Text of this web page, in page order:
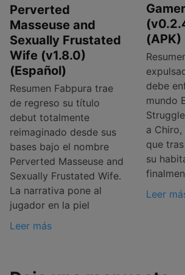
Perverted
Masseuse and
Sexually Frustated
Wife (v1.8.0)
(Español)
Resumen Fabpura trae
de regreso su título
debut totalmente
reimaginado desde sus
bases bajo el nombre
Perverted Masseuse and
Sexually Frustated Wife.
La narrativa pone al
jugador en la piel
Leer más
(APK)
debe
mundo
a
que
su
Leer